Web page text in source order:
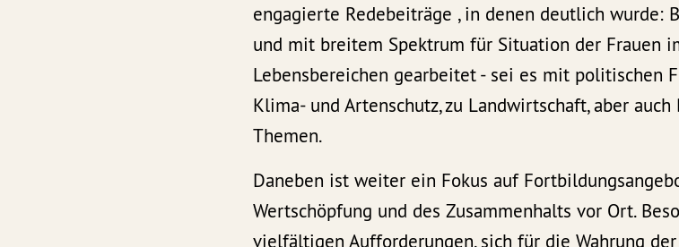
engagierte Redebeiträge , in denen deutlich wurde:
und mit breitem Spektrum für Situation der Frauen
Lebensbereichen gearbeitet - sei es mit politischen
Klima- und Artenschutz, zu Landwirtschaft, aber
Themen.
Daneben ist weiter ein Fokus auf
Wertschöpfung und des Zusammenhalts vor Ort.
vielfältigen Aufforderungen, sich für die Wahrung